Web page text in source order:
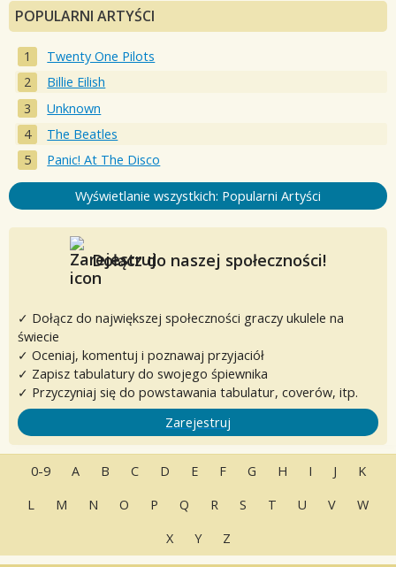
POPULARNI ARTYŚCI
Twenty One Pilots
Billie Eilish
Unknown
The Beatles
Panic! At The Disco
Wyświetlanie wszystkich: Popularni Artyści
Dołącz do naszej społeczności!
✓ Dołącz do największej społeczności graczy ukulele na
świecie
✓ Oceniaj, komentuj i poznawaj przyjaciół
✓ Zapisz tabulatury do swojego śpiewnika
✓ Przyczyniaj się do powstawania tabulatur, coverów, itp.
Zarejestruj
0-9 A B C D E F G H I J
K
L
M N O P Q R S T U V
W
X
Y Z